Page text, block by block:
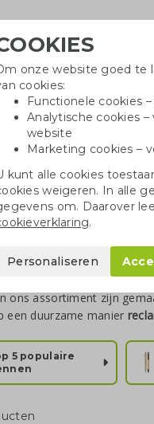
pennen zijn hét
ons assortiment zijn
een duurzame manier
5 populaire
onze website goed te
cookies:
Functionele cookies
Analytische cookies
website
Marketing cookies –
kunt alle cookies
weigeren. In alle
om. Daarover
.
Personaliseren